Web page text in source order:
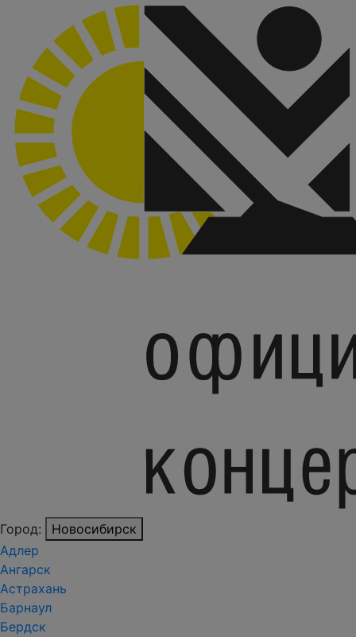
Город:
Новосибирск
Адлер
Ангарск
Астрахань
Барнаул
Бердск